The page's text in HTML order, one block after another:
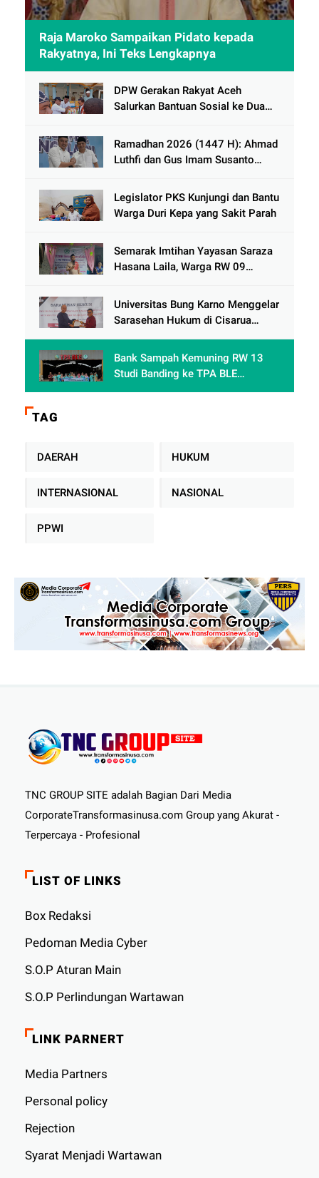
Raja Maroko Sampaikan Pidato kepada
Rakyatnya, Ini Teks Lengkapnya
DPW Gerakan Rakyat Aceh
Salurkan Bantuan Sosial ke Dua
Ramadhan 2026 (1447 H): Ahmad
Luthfi dan Gus Imam Susanto
Berkelanjutan
Legislator PKS Kunjungi dan Bantu
Warga Duri Kepa yang Sakit Parah
Semarak Imtihan Yayasan Saraza
Hasana Laila, Warga RW 09
Sambut Ramadhan 1447 Hijriah
Universitas Bung Karno Menggelar
Sarasehan Hukum di Cisarua
meningkatkan pemahaman
akademis Mahasiswa Fakultas
Bank Sampah Kemuning RW 13
Studi Banding ke TPA BLE
Banyumas: Belajar Mengolah
TAG
DAERAH HUKUM
INTERNASIONAL NASIONAL
PPWI
TNC GROUP SITE adalah Bagian Dari Media
CorporateTransformasinusa.com Group yang Akurat -
Terpercaya - Profesional
LIST OF LINKS
Box Redaksi
Pedoman Media Cyber
S.O.P Aturan Main
S.O.P Perlindungan Wartawan
LINK PARNERT
Media Partners
Personal policy
Rejection
Syarat Menjadi Wartawan